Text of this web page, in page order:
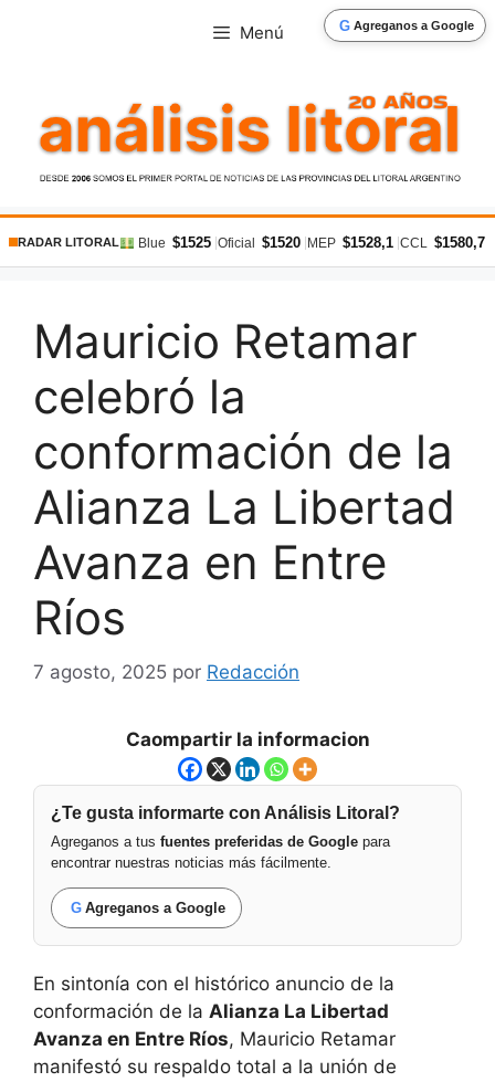
G Agreganos a Google
Menú
RADAR LITORAL Blue $1525 Oficial $1520 MEP $1528,1 CCL $1580,7
Mauricio Retamar
celebró la
conformación de la
Alianza La Libertad
Avanza en Entre
Ríos
7 agosto, 2025 por Redacción
Caompartir la informacion
¿Te gusta informarte con Análisis Litoral?
Agreganos a tus fuentes preferidas de Google para
encontrar nuestras noticias más fácilmente.
G Agreganos a Google
En sintonía con el histórico anuncio de la
conformación de la Alianza La Libertad
Avanza en Entre Ríos, Mauricio Retamar
manifestó su respaldo total a la unión de